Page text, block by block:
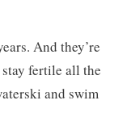
And they’re
fertile all the
and swim